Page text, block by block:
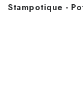
Stampotique -